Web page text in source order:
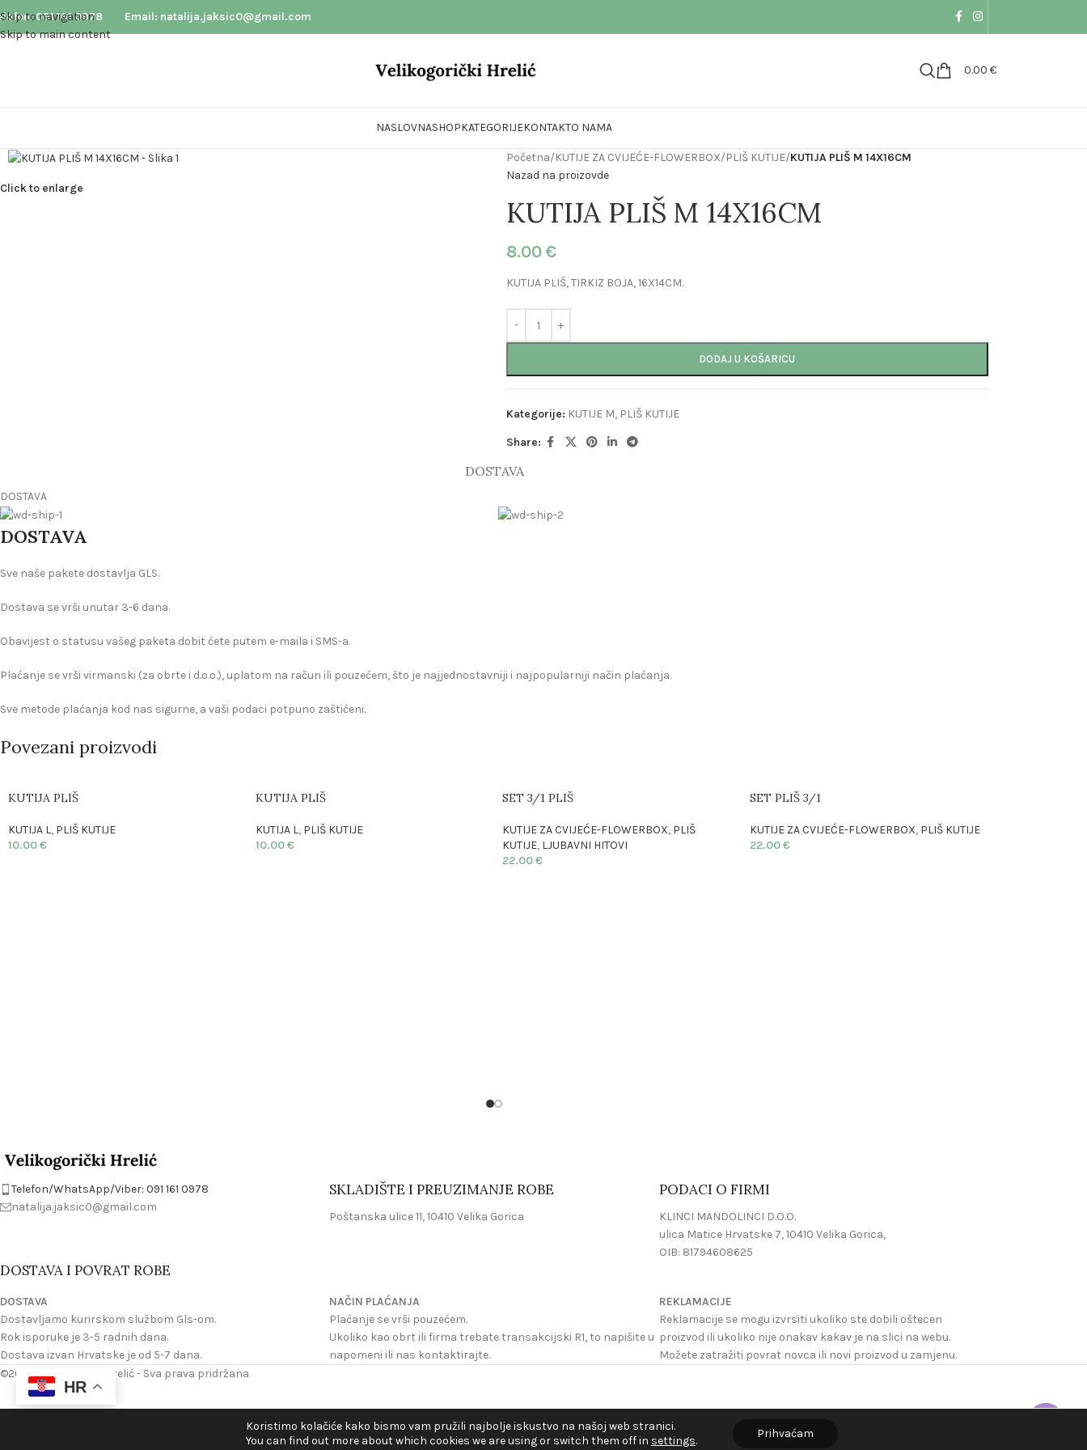
Skip to navigation
Skip to main content
091 161 0978 Email: natalija.jaksic0@gmail.com
0.00 €
NASLOVNASHOPKATEGORIJEKONTAKTO NAMA
Click to enlarge
Početna/KUTIJE ZA CVIJEĆE-FLOWERBOX/PLIŠ KUTIJE/KUTIJA PLIŠ M 14X16CM
Nazad na proizovde
KUTIJA PLIŠ M 14X16CM
8.00 €
KUTIJA PLIŠ, TIRKIZ BOJA, 16X14CM.
DODAJ U KOŠARICU
Kategorije: KUTIJE M, PLIŠ KUTIJE
Share:
DOSTAVA
DOSTAVA
DOSTAVA
Sve naše pakete dostavlja GLS.
Dostava se vrši unutar 3-6 dana.
Obavijest o statusu vašeg paketa dobit ćete putem e-maila i SMS-a.
Plaćanje se vrši virmanski (za obrte i d.o.o.), uplatom na račun ili pouzećem, što je najjednostavniji i najpopularniji način plaćanja.
Sve metode plaćanja kod nas sigurne, a vaši podaci potpuno zaštićeni.
Povezani proizvodi
KUTIJA PLIŠ
KUTIJA L, PLIŠ KUTIJE
10.00€
KUTIJA PLIŠ
KUTIJA L, PLIŠ KUTIJE
10.00€
SET 3/1 PLIŠ
KUTIJE ZA CVIJEĆE-FLOWERBOX, PLIŠ
KUTIJE, LJUBAVNI HITOVI
22.00€
SET PLIŠ 3/1
KUTIJE ZA CVIJEĆE-FLOWERBOX, PLIŠ KUTIJE
22.00€
Telefon/WhatsApp/Viber: 091 161 0978
natalija.jaksic0@gmail.com
SKLADIŠTE I PREUZIMANJE ROBE
Poštanska ulice 11, 10410 Velika Gorica
PODACI O FIRMI
KLINCI MANDOLINCI D.O.O.
ulica Matice Hrvatske 7, 10410 Velika Gorica,
OIB: 81794608625
DOSTAVA I POVRAT ROBE
DOSTAVA
Dostavljamo kurirskom službom Gls-om.
Rok isporuke je 3-5 radnih dana.
Dostava izvan Hrvatske je od 5-7 dana.
NAČIN PLAĆANJA
Plaćanje se vrši pouzećem.
Ukoliko kao obrt ili firma trebate transakcijski R1, to napišite u
napomeni ili nas kontaktirajte.
REKLAMACIJE
Reklamacije se mogu izvrsiti ukoliko ste dobili oštecen
proizvod ili ukoliko nije onakav kakav je na slici na webu.
Možete zatražiti povrat novca ili novi proizvod u zamjenu.
©2024 Velikogorički Hrelić - Sva prava pridržana
HR
Koristimo kolačiće kako bismo vam pružili najbolje iskustvo na našoj web stranici.
You can find out more about which cookies we are using or switch them off in settings.
Prihvaćam